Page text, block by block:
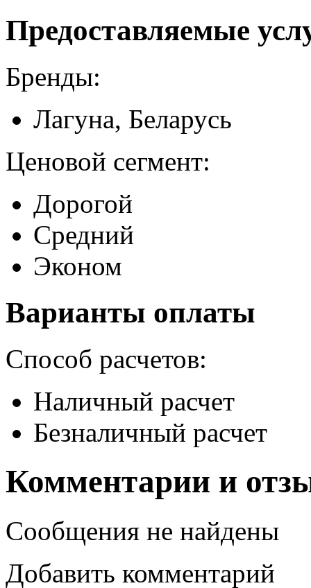
Предоставляемые
Бренды:
Лагуна, Беларусь
Ценовой сегмент:
Дорогой
Средний
Эконом
Варианты оплаты
Способ расчетов:
Наличный расчет
Безналичный расчет
Комментарии и
Сообщения не найдены
Добавить комментарий